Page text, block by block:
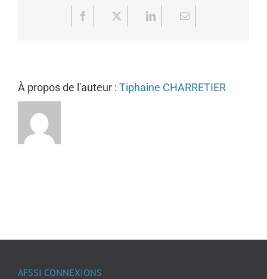
Facebook LinkedInEmail
À propos de l'auteur : Tiphaine CHARRETIER
AFSSI CONNEXIONS